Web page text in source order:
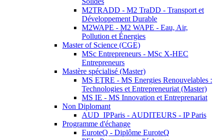
M2TRADD - M2 TraDD - Transport et
Développement Durable
M2WAPE - M2 WAPE - Eau, Air,
Pollution et Énergies
Master of Science (CGE)
MSc Entrepreneurs - MSc X-HEC
Entrepreneurs
Mastère spécialisé (Master)
MS ETRE - MS Energies Renouvelables :
Technologies et Entrepreneuriat (Master)
MS IE - MS Innovation et Entreprenariat
Non Diplomant
AUD_IPParis - AUDITEURS - IP Paris
Programme d'échange
EuroteQ - Diplôme EuroteQ